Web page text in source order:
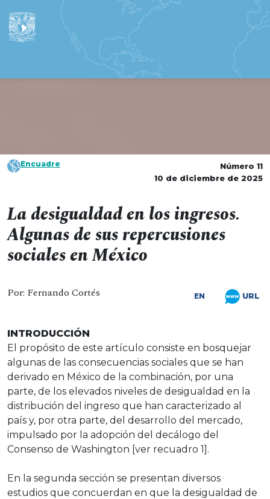
Encuadre
Número 11
10 de diciembre de 2025
La desigualdad en los ingresos.
Algunas de sus repercusiones
sociales en México
Por: Fernando Cortés EN URL
INTRODUCCIÓN
El propósito de este artículo consiste en bosquejar
algunas de las consecuencias sociales que se han
derivado en México de la combinación, por una
parte, de los elevados niveles de desigualdad en la
distribución del ingreso que han caracterizado al
país y, por otra parte, del desarrollo del mercado,
impulsado por la adopción del decálogo del
Consenso de Washington [ver recuadro 1].
En la segunda sección se presentan diversos
estudios que concuerdan en que la desigualdad de